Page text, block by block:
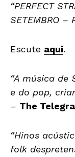
“PERFECT
SETEMBRO –
Escute aqui.
“A música de
e do pop,
– The
“Hinos
folk